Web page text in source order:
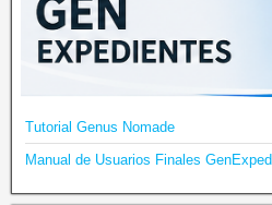
Tutorial Genus Nomade
Manual de Usuarios Finales